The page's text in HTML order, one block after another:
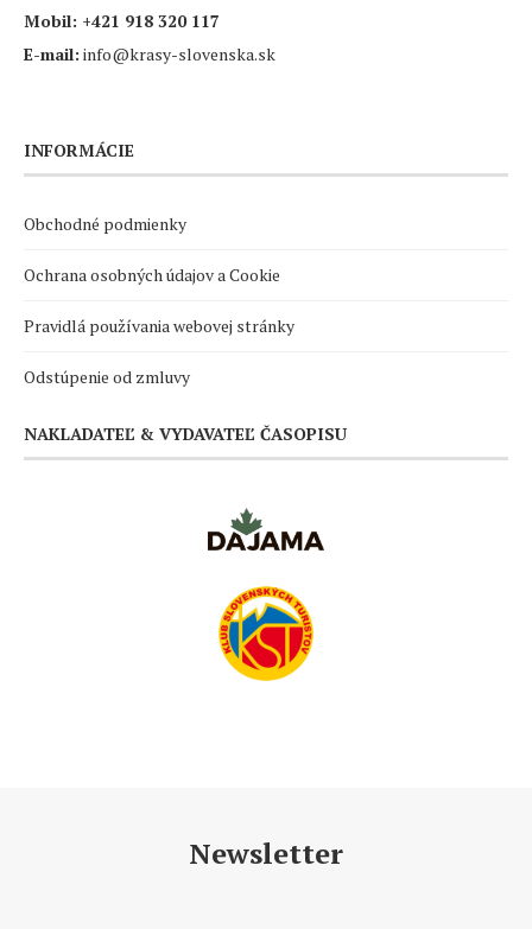
Mobil: +421 918 320 117
E-mail: info@krasy-slovenska.sk
INFORMÁCIE
Obchodné podmienky
Ochrana osobných údajov a Cookie
Pravidlá používania webovej stránky
Odstúpenie od zmluvy
NAKLADATEĽ & VYDAVATEĽ ČASOPISU
Newsletter